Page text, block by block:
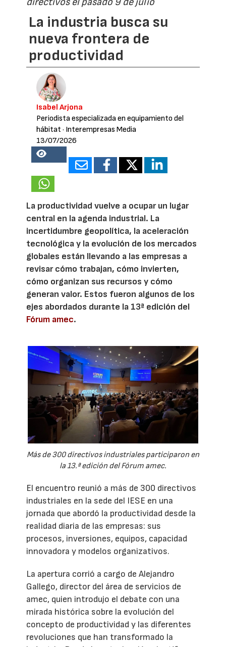
La industria busca su
nueva frontera de
productividad
Isabel Arjona
Periodista especializada en equipamiento del
hábitat · Interempresas Media
13/07/2026
26848
La productividad vuelve a ocupar un lugar
central en la agenda industrial. La
incertidumbre geopolítica, la aceleración
tecnológica y la evolución de los mercados
globales están llevando a las empresas a
revisar cómo trabajan, cómo invierten,
cómo organizan sus recursos y cómo
generan valor. Estos fueron algunos de los
ejes abordados durante la 13ª edición del
Fórum amec.
Más de 300 directivos industriales participaron en
la 13.ª edición del Fórum amec.
El encuentro reunió a más de 300 directivos
industriales en la sede del IESE en una
jornada que abordó la productividad desde la
realidad diaria de las empresas: sus
procesos, inversiones, equipos, capacidad
innovadora y modelos organizativos.
La apertura corrió a cargo de Alejandro
Gallego, director del área de servicios de
amec, quien introdujo el debate con una
mirada histórica sobre la evolución del
concepto de productividad y las diferentes
revoluciones que han transformado la